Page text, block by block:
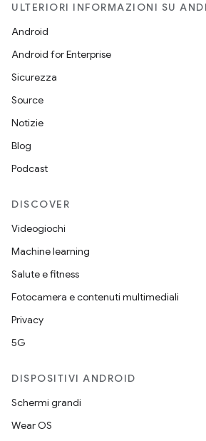
ULTERIORI INFORMAZIONI SU
Android
Android for Enterprise
Sicurezza
Source
Notizie
Blog
Podcast
DISCOVER
Videogiochi
Machine learning
Salute e fitness
Fotocamera e contenuti multimediali
Privacy
5G
DISPOSITIVI ANDROID
Schermi grandi
Wear OS